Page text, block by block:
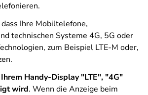
Ihre Mobiltelefone,
technischen Systeme 4G, 5G oder
zum Beispiel LTE-M oder,
Handy-Display "LTE", "4G"
wird. Wenn die Anzeige beim